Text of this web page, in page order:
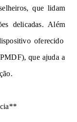
que lidam
es delicadas. Além
oferecido
, que ajuda a
cia**